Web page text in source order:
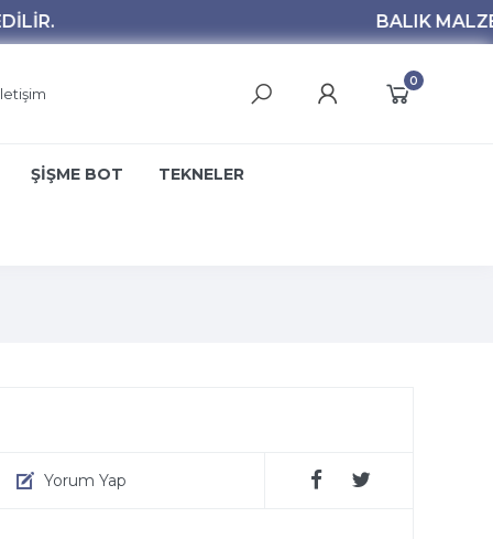
0
ŞİŞME BOT TEKNELER
Yorum Yap